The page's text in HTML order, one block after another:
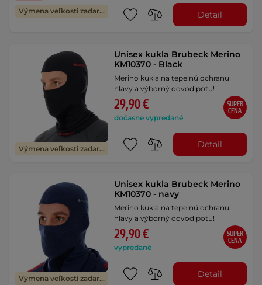
Výmena veľkosti zadarmo
Detail
Výmena veľkosti zadarmo
Unisex kukla Brubeck Merino
KM10370 - Black
Merino kukla na tepelnú ochranu
hlavy a výborný odvod potu!
29,90 €
dočasne vypredané
SUPER
CENA
Detail
Výmena veľkosti zadarmo
Unisex kukla Brubeck Merino
KM10370 - navy
Merino kukla na tepelnú ochranu
hlavy a výborný odvod potu!
29,90 €
vypredané
SUPER
CENA
Detail